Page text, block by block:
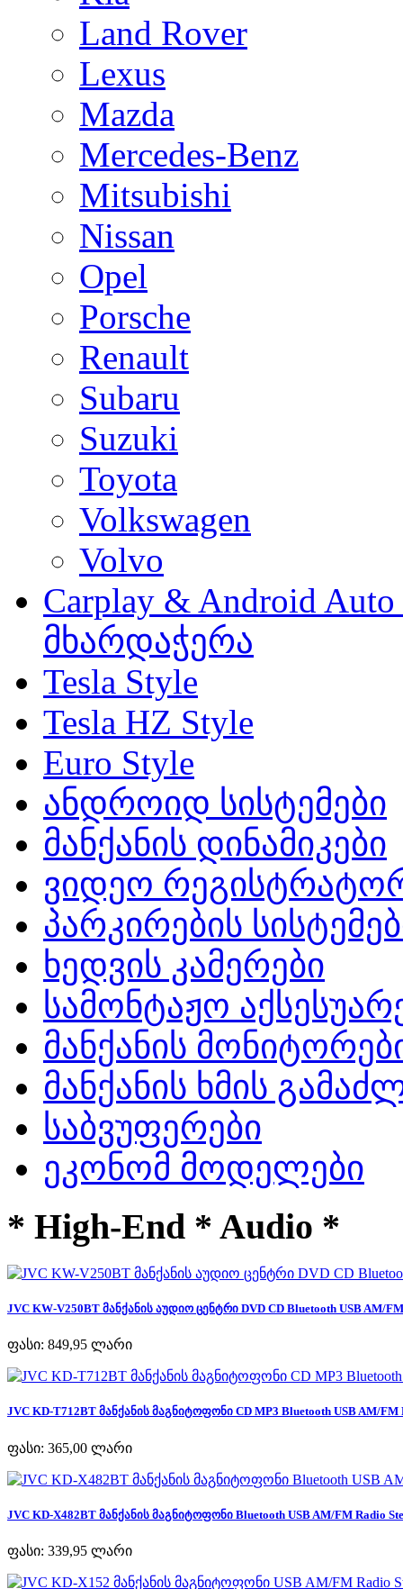
Land Rover
Lexus
Mazda
Mercedes-Benz
Mitsubishi
Nissan
Opel
Porsche
Renault
Subaru
Suzuki
Toyota
Volkswagen
Volvo
Carplay & Android
მხარდაჭერა
Tesla Style
Tesla HZ Style
Euro Style
ანდროიდ სისტემები
მანქანის დინამიკები
ვიდეო
პარკირების
ხედვის კამერები
სამონტაჟო
მანქანის
მანქანის ხმის
საბვუფერები
ეკონომ მოდელები
* High-End * Audio *
JVC KW-V250BT მანქანის აუდიო ცენტრი DVD CD Bluetooth USB AM/
ფასი: 849,95 ლარი
JVC KD-T712BT მანქანის მაგნიტოფონი CD MP3 Bluetooth USB AM/FM
ფასი: 365,00 ლარი
JVC KD-X482BT მანქანის მაგნიტოფონი Bluetooth USB AM/FM Radio
ფასი: 339,95 ლარი